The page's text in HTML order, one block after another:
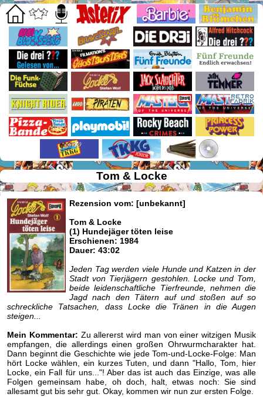
Tom & Locke
Rezension vom: [unbekannt]
Tom & Locke
(1) Hundejäger töten leise
Erschienen: 1984
Dauer: 43:02
Jeden Tag werden viele Hunde und Katzen in der
Stadt von Tierjägern gestohlen. Locke und Tom,
beide leidenschaftliche Tierfreunde, nehmen die
Jagd nach den Tätern auf und stoßen auf so
schreckliche Tatsachen, dass Locke die Tränen in die Augen
steigen...
Mein Kommentar: Zu allererst wird man von einer witzigen Musik
empfangen, die allerdings einen großen Ohrwurmcharakter hat.
Dann beginnt die Geschichte wie jede Tom-und-Locke-Folge: Man
hört Locke wählen, ein kurzes Tuten, und dann "Hallo, Tom, hier
Locke, ein Fall für uns..."! Aber das ist auch das Einzige, was alle
Folgen gemeinsam habe, oh doch, halt, etwas noch: Sie sind
allesamt gut bis sehr gut. Okay, kommen wir nun zur ersten Folge.